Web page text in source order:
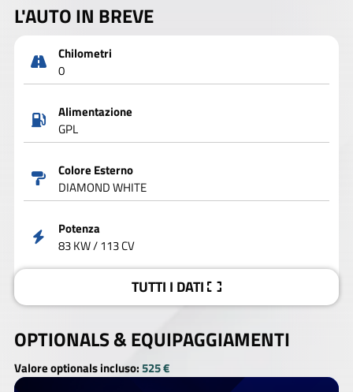
L'AUTO IN BREVE
Chilometri
0
Alimentazione
GPL
Colore Esterno
DIAMOND WHITE
Potenza
83 KW / 113 CV
TUTTI I DATI
OPTIONALS &EQUIPAGGIAMENTI
Valore optionals incluso:525 €